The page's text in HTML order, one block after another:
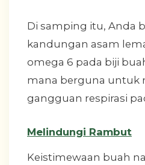
Di samping itu, Anda
kandungan asam
omega 6 pada biji
mana berguna untuk
gangguan respirasi
Melindungi Rambut
Keistimewaan buah